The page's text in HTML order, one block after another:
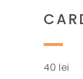
40 lei